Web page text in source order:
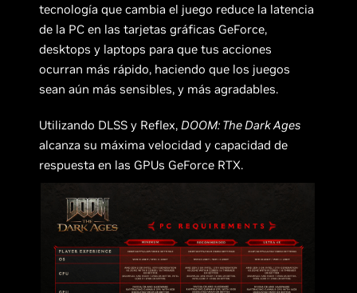
tecnología que cambia el juego reduce la latencia
de la PC en las tarjetas gráficas GeForce,
desktops y laptops para que tus acciones
ocurran más rápido, haciendo que los juegos
sean aún más sensibles, y más agradables.
Utilizando DLSS y Reflex, DOOM: The Dark Ages
alcanza su máxima velocidad y capacidad de
respuesta en las GPUs GeForce RTX.